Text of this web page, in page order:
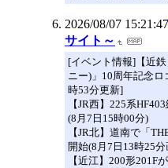
2026/08/07 15:21:47
サイト～
[イベント情報]【近
ニー)」10周年記念
時53分更新]
【JR西】225系
(8月7日15時00分)
【JR北】道南で「
開始(8月7日13時25
【近江】200形201F